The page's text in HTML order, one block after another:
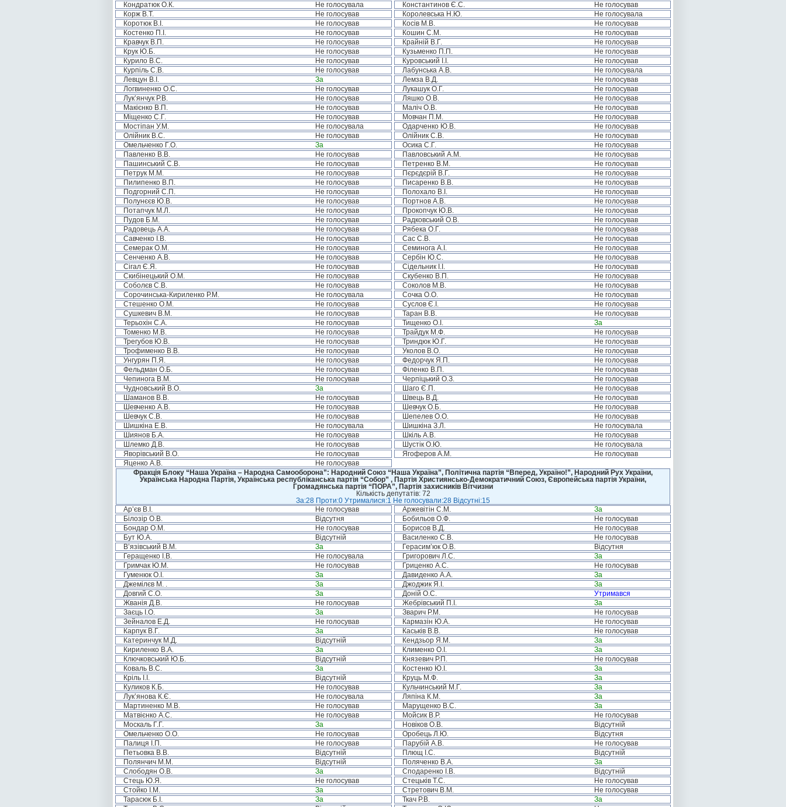
Кондратюк О.К.
Не голосувала Константинов Є.С.
Не голосував
Корж В.Т.
Не голосував Королевська Н.Ю.
Не голосувала
Коротюк В.І.
Не голосував Косів М.В.
Не голосував
Костенко П.І.
Не голосував Кошин С.М.
Не голосував
Кравчук В.П.
Не голосував Крайній В.Г.
Не голосував
Крук Ю.Б.
Не голосував Кузьменко П.П.
Не голосував
Курило В.С.
Не голосував Куровський І.І.
Не голосував
Курпіль С.В.
Не голосував Лабунська А.В.
Не голосувала
Левцун В.І.
За Лемза В.Д.
Не голосував
Логвиненко О.С.
Не голосував Лукашук О.Г.
Не голосував
Лук’янчук Р.В.
Не голосував Ляшко О.В.
Не голосував
Макієнко В.П.
Не голосував Маліч О.В.
Не голосував
Міщенко С.Г.
Не голосував Мовчан П.М.
Не голосував
Мостіпан У.М.
Не голосувала Одарченко Ю.В.
Не голосував
Олійник В.С.
Не голосував Олійник С.В.
Не голосував
Омельченко Г.О.
За Осика С.Г.
Не голосував
Павленко В.В.
Не голосував Павловський А.М.
Не голосував
Пашинський С.В.
Не голосував Петренко В.М.
Не голосував
Петрук М.М.
Не голосував Пєрєдєрій В.Г.
Не голосував
Пилипенко В.П.
Не голосував Писаренко В.В.
Не голосував
Подгорний С.П.
Не голосував Полохало В.І.
Не голосував
Полунєєв Ю.В.
Не голосував Портнов А.В.
Не голосував
Потапчук М.Л.
Не голосував Прокопчук Ю.В.
Не голосував
Пудов Б.М.
Не голосував Радковський О.В.
Не голосував
Радовець А.А.
Не голосував Рябека О.Г.
Не голосував
Савченко І.В.
Не голосував Сас С.В.
Не голосував
Семерак О.М.
Не голосував Семинога А.І.
Не голосував
Сенченко А.В.
Не голосував Сербін Ю.С.
Не голосував
Сігал Є.Я.
Не голосував Сідельник І.І.
Не голосував
Скибінецький О.М.
Не голосував Скубенко В.П.
Не голосував
Соболєв С.В.
Не голосував Соколов М.В.
Не голосував
Сорочинська-Кириленко Р.М.
Не голосувала Сочка О.О.
Не голосував
Стешенко О.М.
Не голосував Суслов Є.І.
Не голосував
Сушкевич В.М.
Не голосував Таран В.В.
Не голосував
Терьохін С.А.
Не голосував Тищенко О.І.
За
Томенко М.В.
Не голосував Трайдук М.Ф.
Не голосував
Трегубов Ю.В.
Не голосував Триндюк Ю.Г.
Не голосував
Трофименко В.В.
Не голосував Уколов В.О.
Не голосував
Унгурян П.Я.
Не голосував Федорчук Я.П.
Не голосував
Фельдман О.Б.
Не голосував Філенко В.П.
Не голосував
Чепинога В.М.
Не голосував Черпіцький О.З.
Не голосував
Чудновський В.О.
За Шаго Є.П.
Не голосував
Шаманов В.В.
Не голосував Швець В.Д.
Не голосував
Шевченко А.В.
Не голосував Шевчук О.Б.
Не голосував
Шевчук С.В.
Не голосував Шепелев О.О.
Не голосував
Шишкіна Е.В.
Не голосувала Шишкіна З.Л.
Не голосувала
Шиянов Б.А.
Не голосував Шкіль А.В.
Не голосував
Шлемко Д.В.
Не голосував Шустік О.Ю.
Не голосувала
Яворівський В.О.
Не голосував Ягоферов А.М.
Не голосував
Яценко А.В.
Не голосував
Фракція Блоку “Наша Україна – Народна Самооборона”: Народний Союз “Наша Україна”, Політична партія “Вперед, Україно!”, Народний Рух України,
Українська Народна Партія, Українська республіканська партія “Собор” , Партія Християнсько-Демократичний Союз, Європейська партія України,
Громадянська партія “ПОРА”, Партія захисників Вітчизни
Кількість депутатів: 72
За:28 Проти:0 Утрималися:1 Не голосували:28 Відсутні:15
Ар’єв В.І.
Не голосував Аржевітін С.М.
За
Білозір О.В.
Відсутня Бобильов О.Ф.
Не голосував
Бондар О.М.
Не голосував Борисов В.Д.
Не голосував
Бут Ю.А.
Відсутній Василенко С.В.
Не голосував
В’язівський В.М.
За Герасим’юк О.В.
Відсутня
Геращенко І.В.
Не голосувала Григорович Л.С.
За
Гримчак Ю.М.
Не голосував Гриценко А.С.
Не голосував
Гуменюк О.І.
За Давиденко А.А.
За
Джемілєв М. .
За Джоджик Я.І.
За
Довгий С.О.
За Доній О.С.
Утримався
Жванія Д.В.
Не голосував Жебрівський П.І.
За
Заєць І.О.
За Зварич Р.М.
Не голосував
Зейналов Е.Д.
Не голосував Кармазін Ю.А.
Не голосував
Карпук В.Г.
За Каськів В.В.
Не голосував
Катеринчук М.Д.
Відсутній Кендзьор Я.М.
За
Кириленко В.А.
За Клименко О.І.
За
Ключковський Ю.Б.
Відсутній Князевич Р.П.
Не голосував
Коваль В.С.
За Костенко Ю.І.
За
Кріль І.І.
Відсутній Круць М.Ф.
За
Куликов К.Б.
Не голосував Кульчинський М.Г.
За
Лук’янова К.Є.
Не голосувала Ляпіна К.М.
За
Мартиненко М.В.
Не голосував Марущенко В.С.
За
Матвієнко А.С.
Не голосував Мойсик В.Р.
Не голосував
Москаль Г.Г.
За Новіков О.В.
Відсутній
Омельченко О.О.
Не голосував Оробець Л.Ю.
Відсутня
Палиця І.П.
Не голосував Парубій А.В.
Не голосував
Петьовка В.В.
Відсутній Плющ І.С.
Відсутній
Полянчич М.М.
Відсутній Поляченко В.А.
За
Слободян О.В.
За Сподаренко І.В.
Відсутній
Стець Ю.Я.
Не голосував Стецьків Т.С.
Не голосував
Стойко І.М.
За Стретович В.М.
Не голосував
Тарасюк Б.І.
За Ткач Р.В.
За